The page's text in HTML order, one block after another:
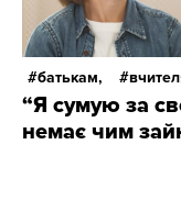
батькам,
“Я сумую за
немає чим